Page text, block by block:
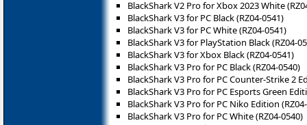
BlackShark V2 Pro for Xbox 2023 White
BlackShark V3 for PC Black (RZ04-0541)
BlackShark V3 for PC White (RZ04-0541)
BlackShark V3 for PlayStation Black (RZ04-
BlackShark V3 for Xbox Black (RZ04-0541)
BlackShark V3 Pro for PC Black (RZ04-0540)
BlackShark V3 Pro for PC Counter-Strike 2
BlackShark V3 Pro for PC Esports Green
BlackShark V3 Pro for PC Niko Edition
BlackShark V3 Pro for PC White (RZ04-0540)